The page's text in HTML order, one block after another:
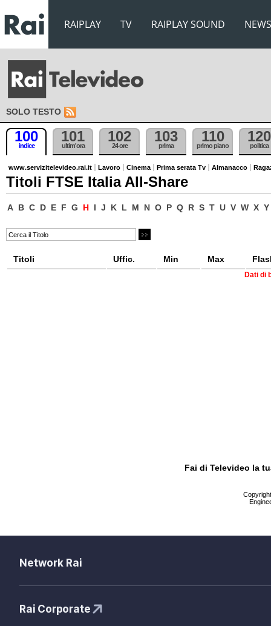
RAIPLAY TV RAIPLAY SOUND NEWS
SOLO TESTO
100
indice
101
ultim'ora
102
24 ore
103
prima
110
primo piano
120
politica
www.servizitelevideo.rai.it Lavoro Cinema Prima serata Tv Almanacco
Titoli FTSE Italia All-Share
A B C D E F G H I J K L M N O P Q R S T U V W X Y
Titoli Uffic. Min Max
Dati di
Fai di Televideo la